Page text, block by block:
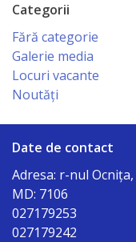
Primar
Aparatul
primăriei
intern
Categorii
Fără categorie
Galerie media
Locuri vacante
Noutăți
Date de contact
Adresa: r-nul
MD: 7106
027179253
027179242